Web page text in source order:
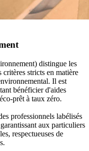
distingue les
critères stricts en matière
Il est
bénéficier d'aides
prêt à taux zéro.
professionnels labélisés
aux particuliers
respectueuses de